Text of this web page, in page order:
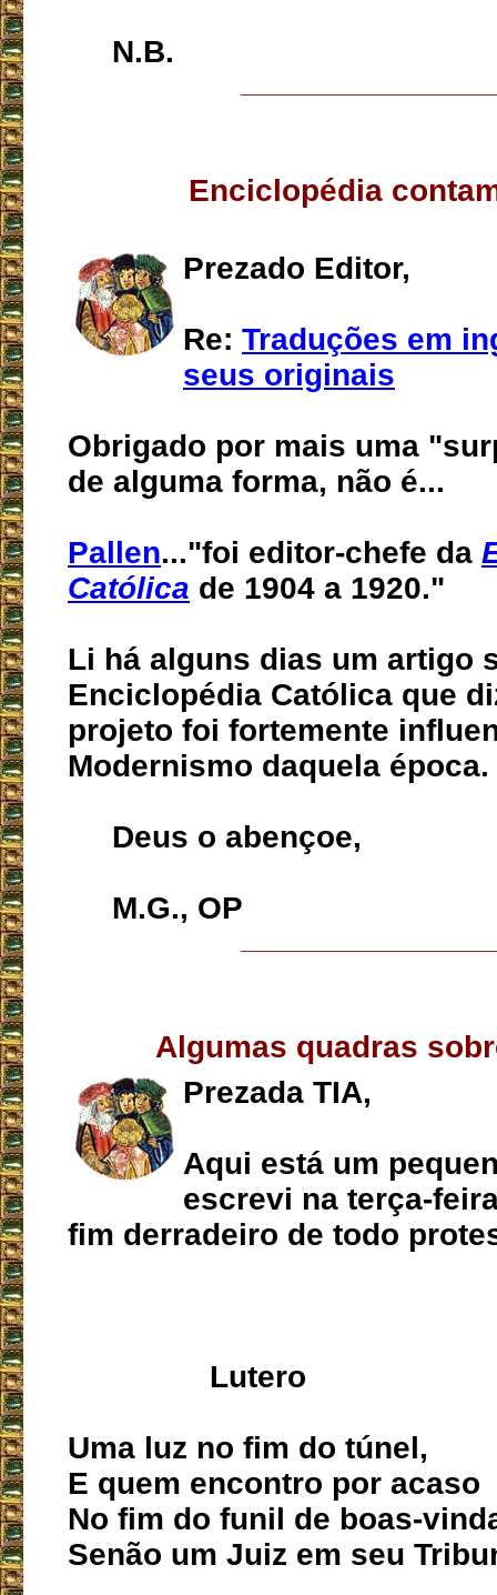
N.B.
Enciclopédia
Prezado Editor,
Re: Traduções em
seus originais
Obrigado por mais uma
de alguma forma, não é...
Pallen..."foi editor-chefe da
Católica de 1904 a 1920."
Li há alguns dias um artigo
Enciclopédia Católica que
projeto foi fortemente
Modernismo daquela época.
Deus o abençoe,
M.G., OP
Algumas quadras
Prezada TIA,
Aqui está um
escrevi na terça-
fim derradeiro de todo
Lutero
Uma luz no fim do túnel,
E quem encontro por acaso
No fim do funil de boas-
Senão um Juiz em seu